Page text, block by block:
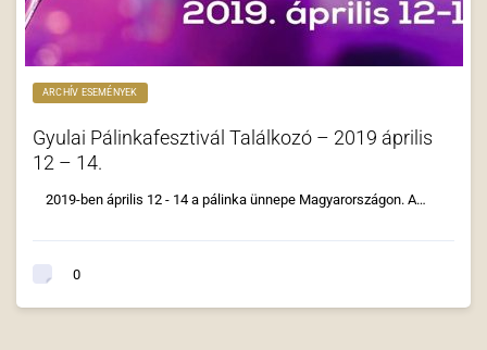
ARCHÍV ESEMÉNYEK
Gyulai Pálinkafesztivál Találkozó – 2019 április
12 – 14.
2019-ben április 12 - 14 a pálinka ünnepe Magyarországon. A…
0